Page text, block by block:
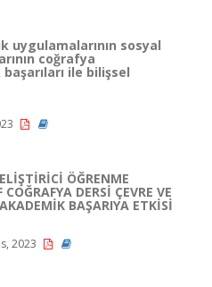
uygulamalarının sosyal
coğrafya
ile bilişsel
ÖĞRENME
DERSİ ÇEVRE VE
BAŞARIYA ETKİSİ
2023